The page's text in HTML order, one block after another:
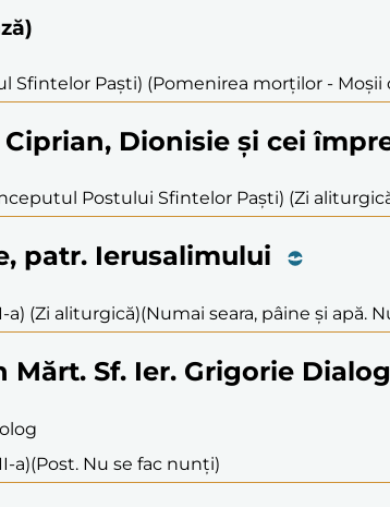
Sfintelor Paști) (Pomenirea morților - Moșii
Ciprian, Dionisie și cei
Postului Sfintelor Paști) (Zi
patr. Ierusalimului
a) (Zi aliturgică)(Numai seara, pâine și apă.
Mărt. Sf. Ier. Grigorie
a)(Post. Nu se fac nunți)